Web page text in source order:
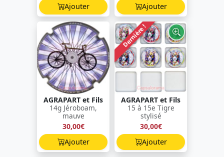
Ajouter
Ajouter
AGRAPART et Fils
14g Jéroboam,
mauve
30,00€
Ajouter
Dernière !
AGRAPART et Fils
15 à 15e Tigre
stylisé
30,00€
Ajouter